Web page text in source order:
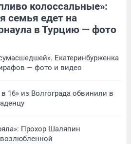
колоссальные»:
семья едет на
в Турцию — фото
Екатеринбурженка
— фото и видео
16» из Волгограда обвинили в
Прохор Шаляпин